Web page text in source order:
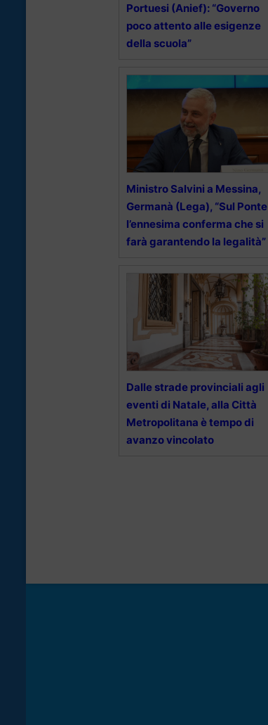
Portuesi (Anief): “Governo
poco attento alle esigenze
della scuola”
Ministro Salvini a Messina,
Germanà (Lega), “Sul Ponte
l’ennesima conferma che si
farà garantendo la legalità”
Dalle strade provinciali agli
eventi di Natale, alla Città
Metropolitana è tempo di
avanzo vincolato